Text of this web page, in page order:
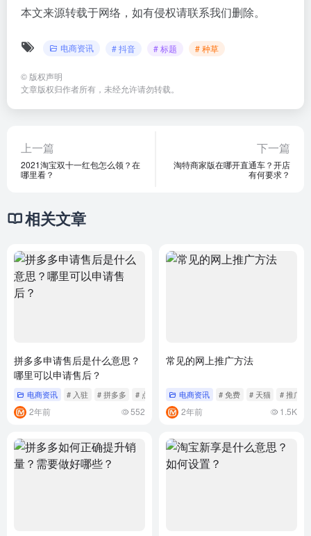
本文来源转载于网络，如有侵权请联系我们删除。
电商资讯 # 抖音 # 标题 # 种草
© 版权声明
文章版权归作者所有，未经允许请勿转载。
上一篇
2021淘宝双十一红包怎么领？在
哪里看？
下一篇
淘特商家版在哪开直通车？开店
有何要求？
相关文章
拼多多申请售后是什么意思？
哪里可以申请售后？
电商资讯 # 入驻 # 拼多多 # 点击
2年前 552
常见的网上推广方法
电商资讯 # 免费 # 天猫 # 推广
2年前 1.5K